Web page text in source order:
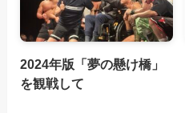
2024年版「夢の懸け橋」
を観戦して